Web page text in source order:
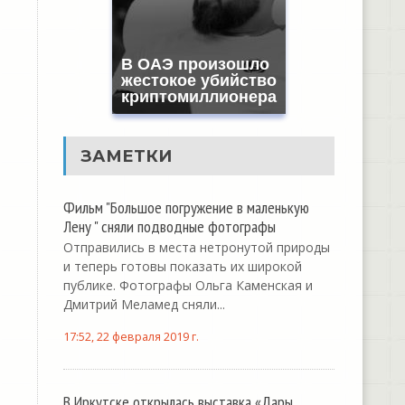
В ОАЭ произошло
жестокое убийство
криптомиллионера
ЗАМЕТКИ
Фильм "Большое погружение в маленькую
Лену " сняли подводные фотографы
Отправились в места нетронутой природы
и теперь готовы показать их широкой
публике. Фотографы Ольга Каменская и
Дмитрий Меламед сняли...
17:52, 22 февраля 2019 г.